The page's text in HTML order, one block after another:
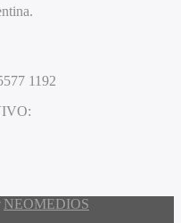
1192
NEOMEDIOS